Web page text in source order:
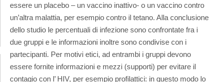
essere un placebo – un vaccino inattivo- o un vaccino contro
un’altra malattia, per esempio contro il tetano. Alla conclusione
dello studio le percentuali di infezione sono confrontate fra i
due gruppi e le informazioni inoltre sono condivise con i
partecipanti. Per motivi etici, ad entrambi i gruppi devono
essere fornite informazioni e mezzi (supporti) per evitare il
contagio con l’ HIV, per esempio profilattici: in questo modo lo